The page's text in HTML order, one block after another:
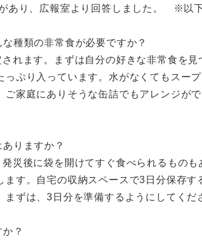
あり、広報室より回答しました。 ※以下
種類の非常食が必要ですか？
れます。まずは自分の好きな非常食を見
ぷり入っています。水がなくてもスー
家庭にありそうな缶詰でもアレンジが
りますか？
災後に袋を開けてすぐ食べられるもの
す。自宅の収納スペースで3日分保存す
ずは、3日分を準備するようにしてくだ
？